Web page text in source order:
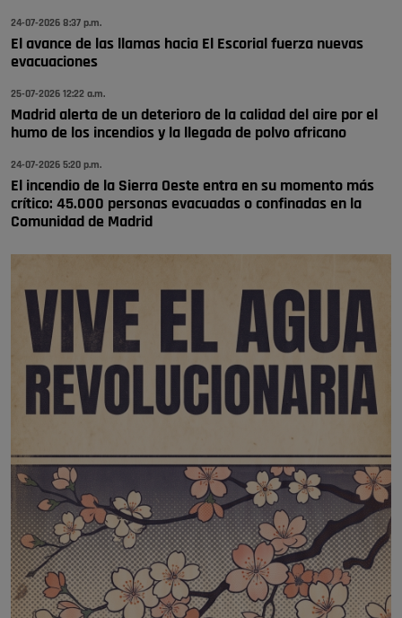
Pozuelo de Alarcón
🔴 EXCLUSIVA | El comisario de la …
24-07-2026 8:37 p.m.
El avance de las llamas hacia El Escorial fuerza nuevas
evacuaciones
25-07-2026 12:22 a.m.
Madrid alerta de un deterioro de la calidad del aire por el
humo de los incendios y la llegada de polvo africano
24-07-2026 5:20 p.m.
El incendio de la Sierra Oeste entra en su momento más
crítico: 45.000 personas evacuadas o confinadas en la
Comunidad de Madrid